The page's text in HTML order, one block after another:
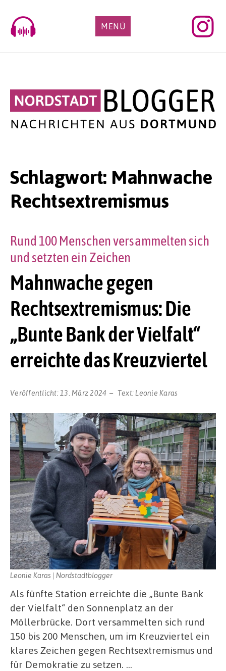
content
MENÜ
Schlagwort: Mahnwache
Rechtsextremismus
Mahnwache gegen
Rechtsextremismus: Die
„Bunte Bank der Vielfalt“
erreichte das Kreuzviertel
Rund 100 Menschen versammelten sich
und setzten ein Zeichen
Veröffentlicht: 13. März 2024 Text:Leonie Karas
Leonie Karas | Nordstadtblogger
Als fünfte Station erreichte die „Bunte Bank
der Vielfalt“ den Sonnenplatz an der
Möllerbrücke. Dort versammelten sich rund
150 bis 200 Menschen, um im Kreuzviertel ein
klares Zeichen gegen Rechtsextremismus und
für Demokratie zu setzen. …